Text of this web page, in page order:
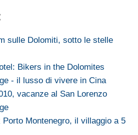
sulle Dolomiti, sotto le stelle
Bikers in the Dolomites
- il lusso di vivere in Cina
vacanze al San Lorenzo
Porto Montenegro, il villaggio a 5